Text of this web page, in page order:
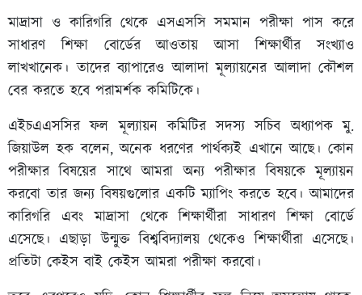
মাদ্রাসা ও কারিগরি থেকে এসএসসি সমমান পরীক্ষা পাস করে
সাধারণ শিক্ষা বোর্ডের আওতায় আসা শিক্ষার্থীর সংখ্যাও
লাখখানেক। তাদের ব্যাপারেও আলাদা মূল্যায়নের আলাদা কৌশল
বের করতে হবে পরামর্শক কমিটিকে।
এইচএএসসির ফল মূল্যায়ন কমিটির সদস্য সচিব অধ্যাপক মু.
জিয়াউল হক বলেন, অনেক ধরণের পার্থক্যই এখানে আছে। কোন
পরীক্ষার বিষয়ের সাথে আমরা অন্য পরীক্ষার বিষয়কে মূল্যায়ন
করবো তার জন্য বিষয়গুলোর একটি ম্যাপিং করতে হবে। আমাদের
কারিগরি এবং মাদ্রাসা থেকে শিক্ষার্থীরা সাধারণ শিক্ষা বোর্ডে
এসেছে। এছাড়া উন্মুক্ত বিশ্ববিদ্যালয় থেকেও শিক্ষার্থীরা এসেছে।
প্রতিটা কেইস বাই কেইস আমরা পরীক্ষা করবো।